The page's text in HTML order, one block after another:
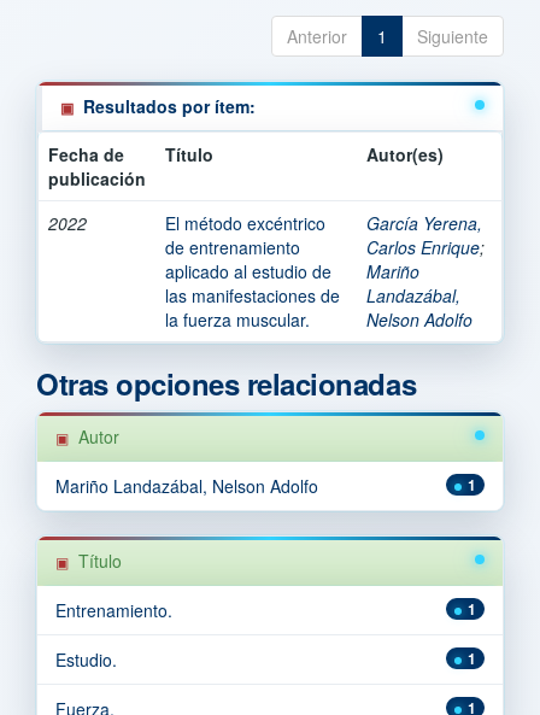
Anterior 1 Siguiente
Resultados por ítem:
Fecha de
publicación
Título Autor(es)
2022
El método excéntrico
de entrenamiento
aplicado al estudio de
las manifestaciones de
la fuerza muscular.
García Yerena,
Carlos Enrique;
Mariño
Landazábal,
Nelson Adolfo
Otras opciones relacionadas
Autor
1
Mariño Landazábal, Nelson Adolfo
Título
1
Entrenamiento.
1
Estudio.
1
Fuerza.